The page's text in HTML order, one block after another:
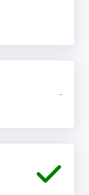
-